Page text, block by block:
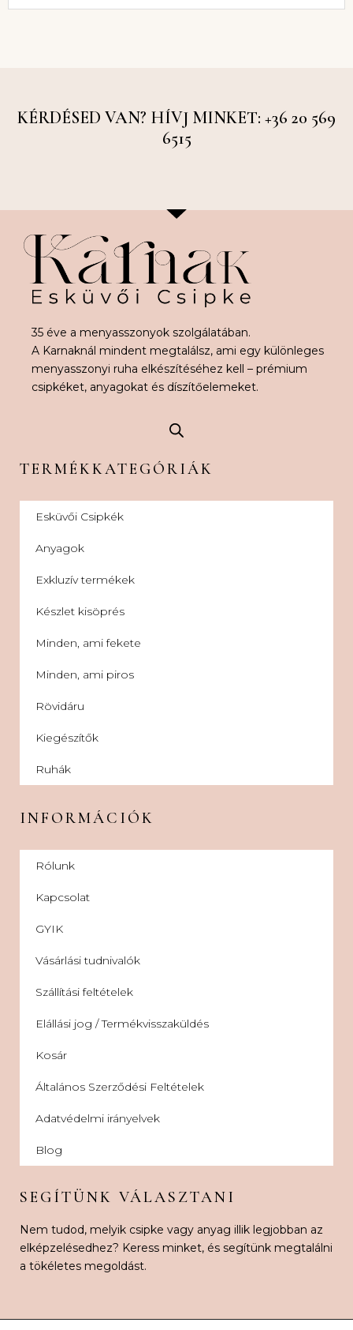
KÉRDÉSED VAN? HÍVJ MINKET: +36 20 569
6515
35 éve a menyasszonyok szolgálatában.
A Karnaknál mindent megtalálsz, ami egy különleges
menyasszonyi ruha elkészítéséhez kell – prémium
csipkéket, anyagokat és díszítőelemeket.
TERMÉKKATEGÓRIÁK
Esküvői Csipkék
Anyagok
Exkluzív termékek
Készlet kisöprés
Minden, ami fekete
Minden, ami piros
Rövidáru
Kiegészítők
Ruhák
INFORMÁCIÓK
Rólunk
Kapcsolat
GYIK
Vásárlási tudnivalók
Szállítási feltételek
Elállási jog / Termékvisszaküldés
Kosár
Általános Szerződési Feltételek
Adatvédelmi irányelvek
Blog
SEGÍTÜNK VÁLASZTANI
Nem tudod, melyik csipke vagy anyag illik legjobban az
elképzelésedhez? Keress minket, és segítünk megtalálni
a tökéletes megoldást.